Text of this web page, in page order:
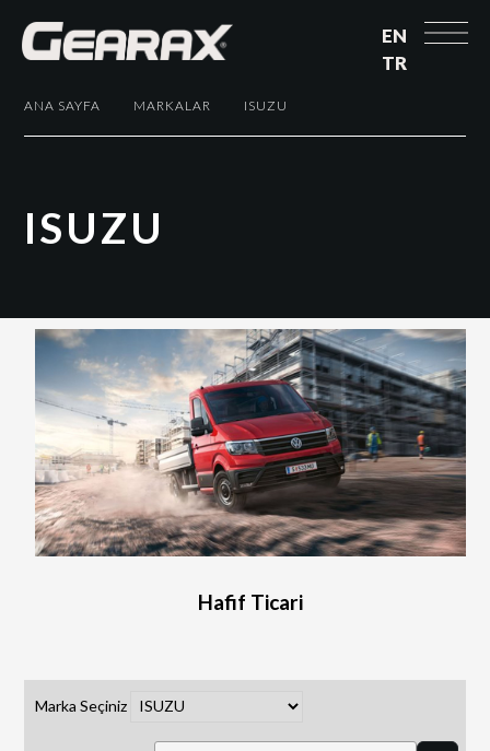
EN
TR
ANA SAYFA MARKALAR ISUZU
ISUZU
Hafif Ticari
Marka Seçiniz